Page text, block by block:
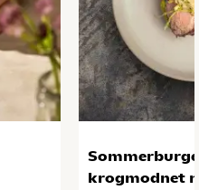
krogmodnet